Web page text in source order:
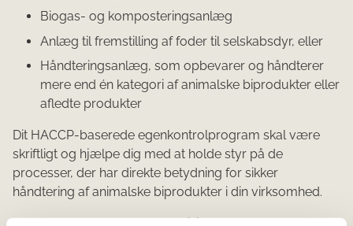
Biogas- og komposteringsanlæg
Anlæg til fremstilling af foder til selskabsdyr, eller
Håndteringsanlæg, som opbevarer og håndterer
mere end én kategori af animalske biprodukter eller
afledte produkter
Dit HACCP-baserede egenkontrolprogram skal være
skriftligt og hjælpe dig med at holde styr på de
processer, der har direkte betydning for sikker
håndtering af animalske biprodukter i din virksomhed.